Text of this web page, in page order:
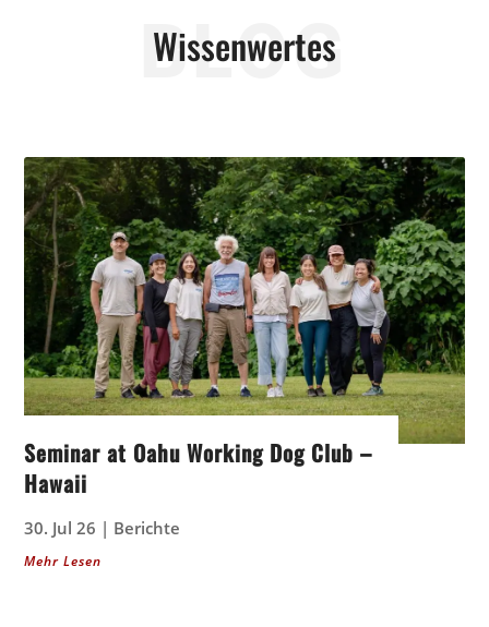
Wissenwertes
BLOG
Seminar at Oahu Working Dog Club –
Hawaii
30. Jul 26 | Berichte
Mehr Lesen